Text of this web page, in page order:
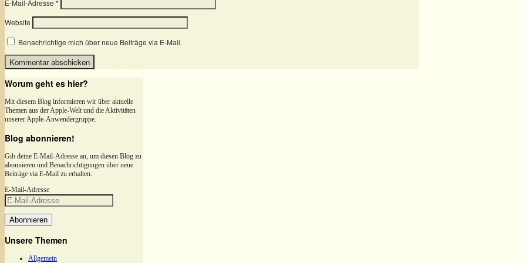
E-Mail-Adresse *
Website
Benachrichtige mich über neue Beiträge via E-Mail.
Worum geht es hier?
Mit diesem Blog informieren wir über aktuelle
Themen aus der Apple-Welt und die Aktivitäten
unserer Apple-Anwendergruppe.
Blog abonnieren!
Gib deine E-Mail-Adresse an, um diesen Blog zu
abonnieren und Benachrichtigungen über neue
Beiträge via E-Mail zu erhalten.
E-Mail-Adresse
Abonnieren
Unsere Themen
Allgemein